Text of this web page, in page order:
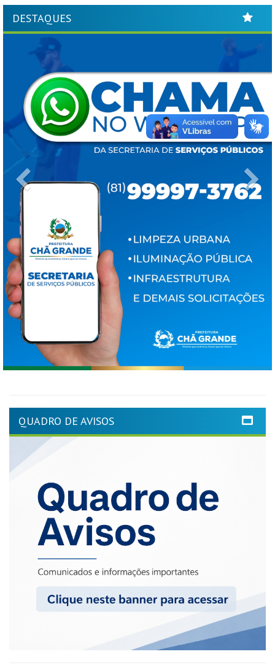
DESTAQUES
QUADRO DE AVISOS